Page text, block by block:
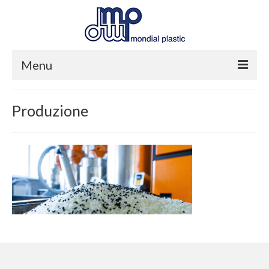
Menu
Produzione
Servizi
Contatti
Produzione